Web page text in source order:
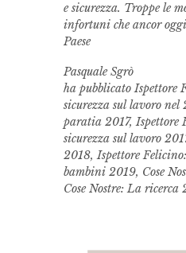
e sicurezza. Troppe le
infortuni che ancor
Paese
Pasquale Sgrò
ha pubblicato Ispettore
sicurezza sul lavoro nel
paratia 2017, Ispettore
sicurezza sul lavoro
2018, Ispettore
bambini 2019, Cose
Cose Nostre: La ricerca